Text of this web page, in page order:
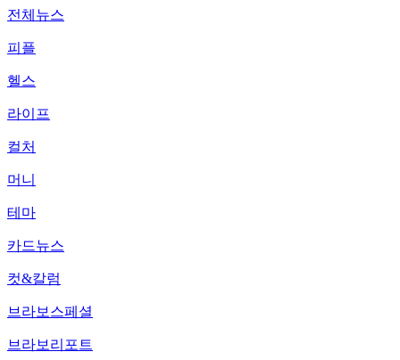
전체뉴스
피플
헬스
라이프
컬처
머니
테마
카드뉴스
컷&칼럼
브라보스페셜
브라보리포트